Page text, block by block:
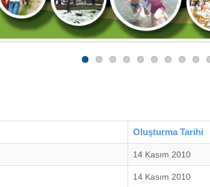
Oluşturma Tarihi
14 Kasım 2010
14 Kasım 2010